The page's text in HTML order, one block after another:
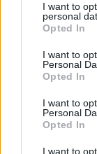
not limited to
grant or deny
use your data
consent section.
I want to
personal
Opted In
I want to
Personal
Opted In
I want to
Personal
Opted In
I want to
τις βόμβες
βρισκόταν
η ΑΕΚ έδωσε
του
έχει μια
δυστυχώς
μας, σε αυτό
με τους
ανθρώπους